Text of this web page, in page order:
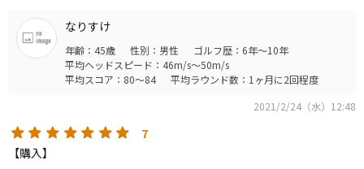
手触りです。
すごく欲しくなりました。
トで狙える数少ないパターです。L字は難しいと言う固定概
念を捨て一度試してみて欲しいパターです。
なりすけ
年齢：45歳 性別：男性
ゴルフ歴：6年～10年
平均ヘッドスピード：46m/s～50m/s
平均スコア：80～84
平均ラウンド数：1ヶ月に2回程度
2021/2/24（水）12:48
7
【購入】